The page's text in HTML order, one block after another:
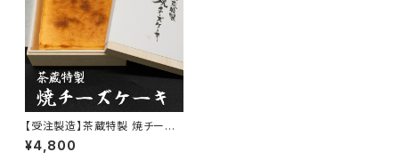
【受注製造】茶蔵特製 焼チーズ
ケーキ【毎週木曜〆切・翌週金曜
発送】
¥4,800